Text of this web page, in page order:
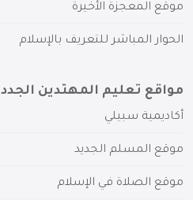
موقع المعجزة الأخيرة
الحوار المباشر للتعريف بالإسلام
مواقع تعليم المهتدين الجدد
أكاديمية سبيلي
موقع المسلم الجديد
موقع الصلاة في الإسلام